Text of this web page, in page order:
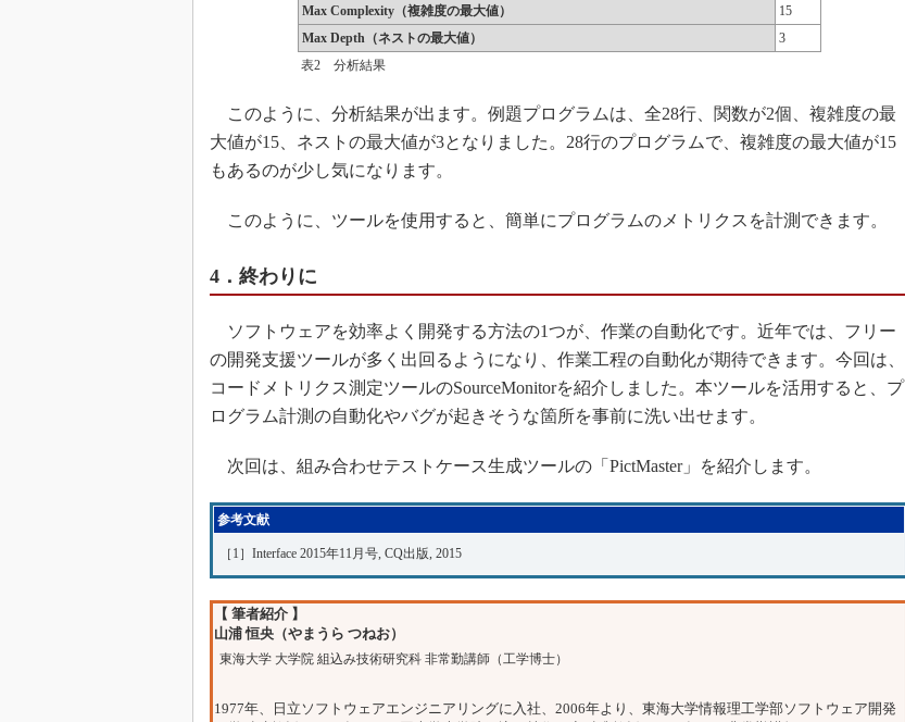
Max Complexity（複雑度の最大値）
15
Max Depth（ネストの最大値）
3
表2 分析結果
このように、分析結果が出ます。例題プログラムは、全28行、関数が2個、複雑度の最
大値が15、ネストの最大値が3となりました。28行のプログラムで、複雑度の最大値が15
もあるのが少し気になります。
このように、ツールを使用すると、簡単にプログラムのメトリクスを計測できます。
4．終わりに
ソフトウェアを効率よく開発する方法の1つが、作業の自動化です。近年では、フリー
の開発支援ツールが多く出回るようになり、作業工程の自動化が期待できます。今回は、
コードメトリクス測定ツールのSourceMonitorを紹介しました。本ツールを活用すると、プ
ログラム計測の自動化やバグが起きそうな箇所を事前に洗い出せます。
次回は、組み合わせテストケース生成ツールの「PictMaster」を紹介します。
参考文献
［1］Interface 2015年11月号, CQ出版, 2015
【 筆者紹介 】
山浦 恒央（やまうら つねお）
東海大学 大学院 組込み技術研究科 非常勤講師（工学博士）
1977年、日立ソフトウェアエンジニアリングに入社、2006年より、東海大学情報理工学部ソフトウェア開発